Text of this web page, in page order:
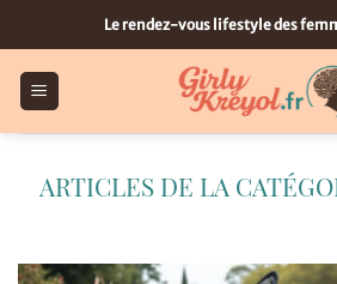
au
contenu
Le rendez-vous lifestyle des